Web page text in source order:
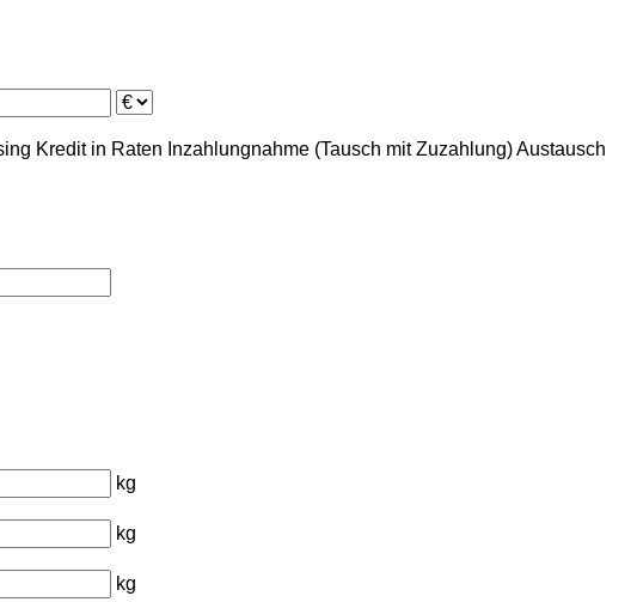
Kredit in Raten Inzahlungnahme (Tausch mit Zuzahlung)Austausch
kg
kg
kg